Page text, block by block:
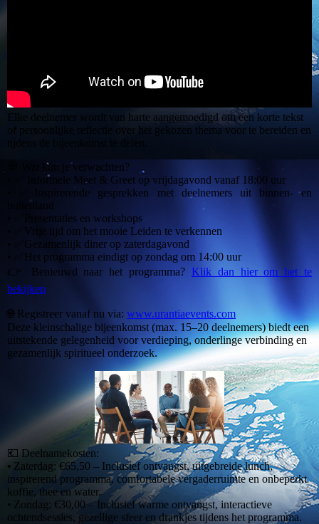
Elke deelnemer wordt van harte aangemoedigd om een korte tekst
of persoonlijke reflectie over het gekozen thema voor te bereiden en
tijdens de bijeenkomst te delen.
💬 Wat kun je verwachten?
• ✅ Informele Meet & Greet op vrijdagavond vanaf 18:00 uur
• ✅Inspirerende gesprekken met deelnemers uit binnen- en
buitenland
• ✅Presentaties en workshops
• ✅Vrije tijd om het mooie Leiden te verkennen
• ✅Gezamenlijk diner op zaterdagavond
• ✅Het programma eindigt op zondag om 14:00 uur
👉 Benieuwd naar het programma? Klik dan hier om het te
bekijken
🌐 Registreer vanaf nu via: www.urantiaevents.com
Deze kleinschalige bijeenkomst (max. 15–20 deelnemers) biedt een
uitstekende gelegenheid voor verdieping, onderlinge verbinding en
gezamenlijk spiritueel onderzoek.
💶 Deelnamekosten:
• Zaterdag: €65,50 – Inclusief ontvangst, uitgebreide lunch,
inspirerend programma, comfortabele vergaderruimte en onbeperkt
koffie, thee en water.
• Zondag: €30,00 – Inclusief warme ontvangst, interactieve
ochtendsessies, gezellige sfeer en drankjes tijdens het programma.